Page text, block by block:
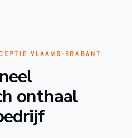
VLAAMS-BRABANT
onthaal